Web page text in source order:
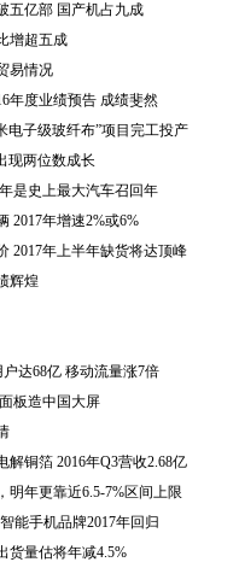
五亿部 国产机占九成
增超五成
易情况
年度业绩预告 成绩斐然
电子级玻纤布”项目完工投产
现两位数成长
是史上最大汽车召回年
2017年增速2%或6%
2017年上半年缺货将达顶峰
辉煌
达68亿 移动流量涨7倍
板造中国大屏
解铜箔 2016年Q3营收2.68亿
明年更靠近6.5-7%区间上限
能手机品牌2017年回归
货量估将年减4.5%